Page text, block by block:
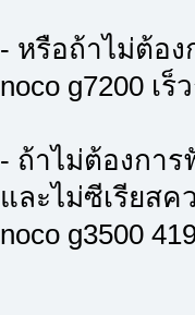
- หรือถ้าไม่ต้อ
noco g7200 เ
- ถ้าไม่ต้องกา
และไม่ซีเรียส
noco g3500